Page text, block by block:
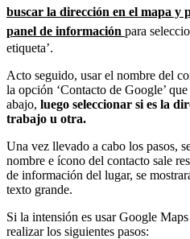
buscar la dirección en el mapa y
panel de información para
etiqueta’.
Acto seguido, usar el nombre del
la opción ‘Contacto de Google’
abajo, luego seleccionar si es la
trabajo u otra.
Una vez llevado a cabo los pasos,
nombre e ícono del contacto sale
de información del lugar, se
texto grande.
Si la intensión es usar Google
realizar los siguientes pasos: